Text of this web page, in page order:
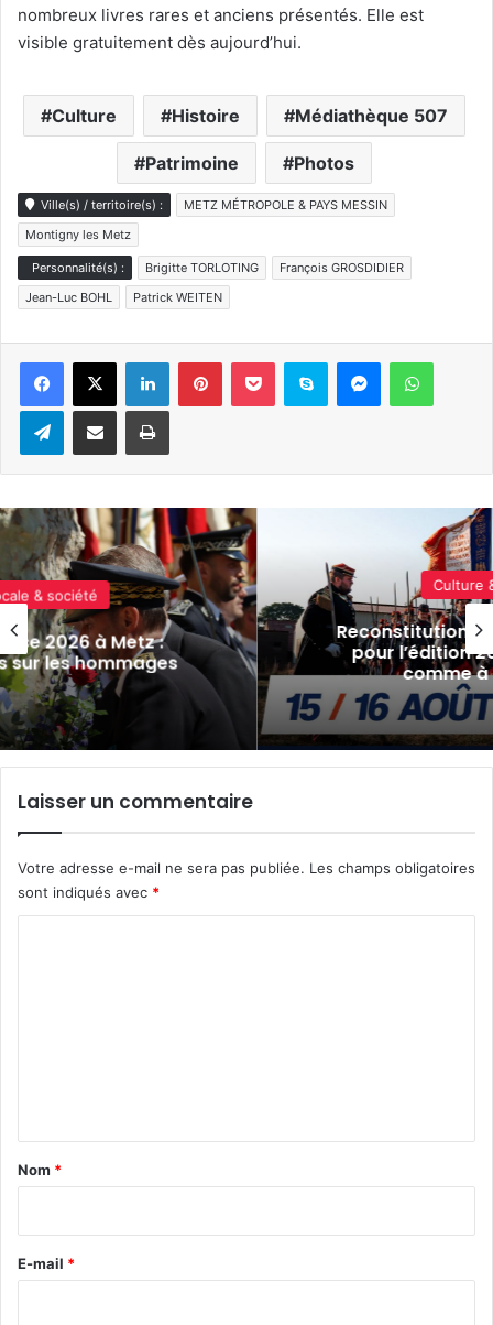
nombreux livres rares et anciens présentés. Elle est
visible gratuitement dès aujourd’hui.
Culture Histoire Médiathèque 507
Patrimoine Photos
Ville(s) / territoire(s) :
METZ MÉTROPOLE & PAYS MESSIN
Montigny les Metz
Personnalité(s) : Brigitte TORLOTING
François GROSDIDIER
Jean-Luc BOHL
Patrick WEITEN
LinkedinPinterestPocket Skype Messenger
TelegramPartager par e-mail Imprimer
Culture & spectacles
Reconstitution, spectacles et cinéma
pour l’édition 2026 de « Ça tombe
comme à Gravelotte »
Laisser un commentaire
Votre adresse e-mail ne sera pas publiée. Les champs obligatoires
sont indiqués avec *
a
e
Nom *
E-mail *